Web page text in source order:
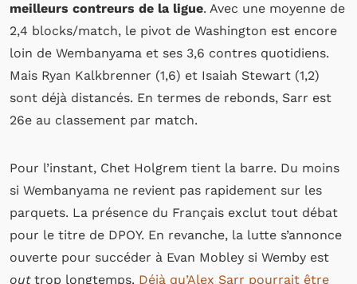
meilleurs contreurs de la ligue. Avec une moyenne de
2,4 blocks/match, le pivot de Washington est encore
loin de Wembanyama et ses 3,6 contres quotidiens.
Mais Ryan Kalkbrenner (1,6) et Isaiah Stewart (1,2)
sont déjà distancés. En termes de rebonds, Sarr est
26e au classement par match.
Pour l’instant, Chet Holgrem tient la barre. Du moins
si Wembanyama ne revient pas rapidement sur les
parquets. La présence du Français exclut tout débat
pour le titre de DPOY. En revanche, la lutte s’annonce
ouverte pour succéder à Evan Mobley si Wemby est
outtrop longtemps. Déjà qu’Alex Sarr pourrait être